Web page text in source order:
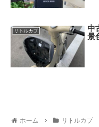
リトルカブ
中
景
ホーム リトルカブ